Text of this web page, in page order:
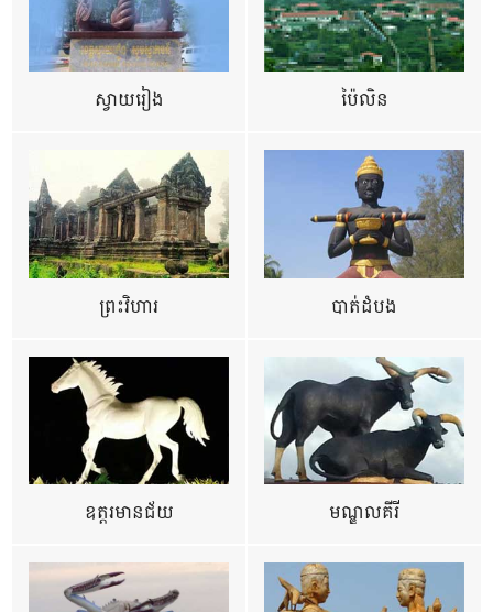
ស្វាយរៀង ប៉ៃលិន
ព្រះវិហារ បាត់ដំបង
ឧត្ដរមានជ័យ មណ្ឌលគីរី